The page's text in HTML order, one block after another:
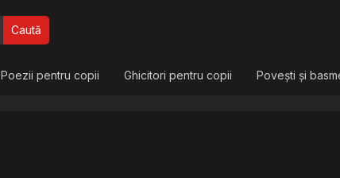
Caută
Poezii pentru copii Ghicitori pentru copii Povești și